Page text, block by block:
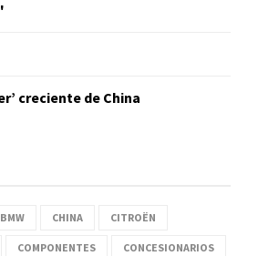
creciente de China
BMW CHINA CITROËN
COMPONENTES CONCESIONARIOS